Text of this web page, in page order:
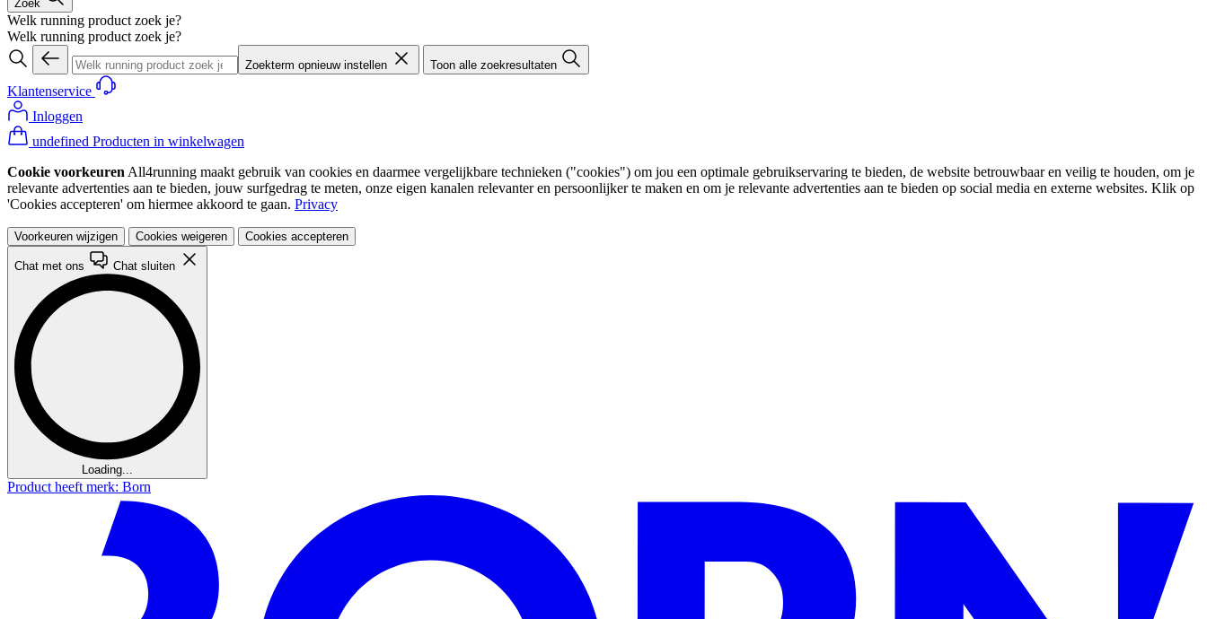
Zoek
Welk running product zoek je?
Welk running product zoek je?
Zoekterm opnieuw instellen Toon alle zoekresultaten
Klantenservice
Inloggen
undefined Producten in winkelwagen
Cookie voorkeuren All4running maakt gebruik van cookies en daarmee vergelijkbare technieken ("cookies") om jou een optimale gebruikservaring te bieden, de website betrouwbaar en veilig te houden, om je
relevante advertenties aan te bieden, jouw surfgedrag te meten, onze eigen kanalen relevanter en persoonlijker te maken en om je relevante advertenties aan te bieden op social media en externe websites. Klik op
'Cookies accepteren' om hiermee akkoord te gaan. Privacy
Voorkeuren wijzigen Cookies weigeren Cookies accepteren
Chat met ons Chat sluiten
Loading...
Product heeft merk: Born